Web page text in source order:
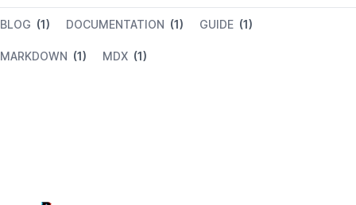
BLOG (1) DOCUMENTATION (1) GUIDE (1)
MARKDOWN (1) MDX (1)